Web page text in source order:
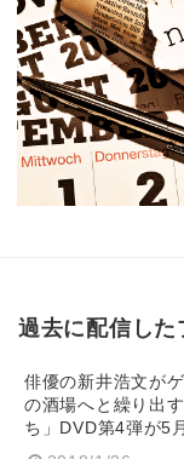
過去に配信した
俳優の新井浩文が
の酒場へと繰り出
ち」DVD第4弾が5